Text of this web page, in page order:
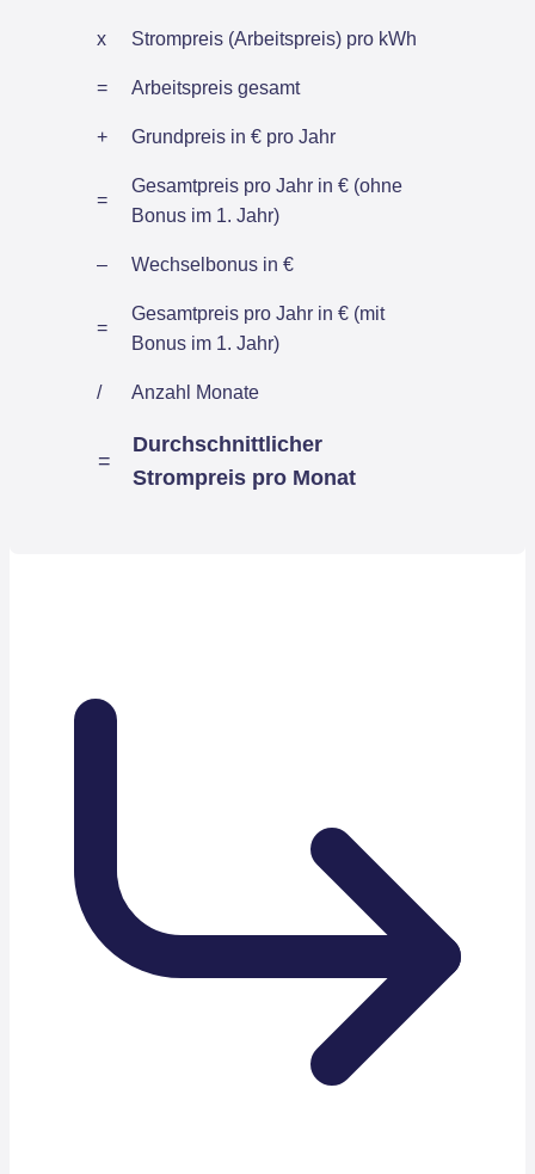
x Strompreis (Arbeitspreis) pro kWh
= Arbeitspreis gesamt
+ Grundpreis in € pro Jahr
=
Gesamtpreis pro Jahr in € (ohne
Bonus im 1. Jahr)
– Wechselbonus in €
=
Gesamtpreis pro Jahr in € (mit
Bonus im 1. Jahr)
/ Anzahl Monate
=
Durchschnittlicher
Strompreis pro Monat